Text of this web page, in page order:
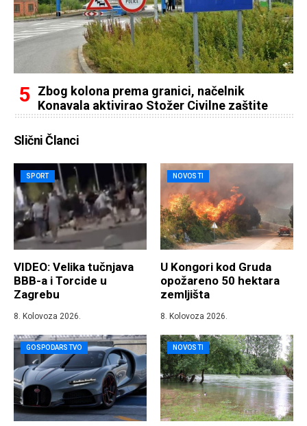
Zbog kolona prema granici, načelnik
Konavala aktivirao Stožer Civilne zaštite
Slični Članci
SPORT
VIDEO: Velika tučnjava
BBB-a i Torcide u
Zagrebu
8. Kolovoza 2026.
NOVOSTI
U Kongori kod Gruda
opožareno 50 hektara
zemljišta
8. Kolovoza 2026.
GOSPODARSTVO NOVOSTI